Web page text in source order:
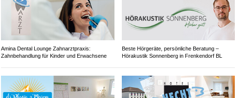
Amina Dental Lounge Zahnarztpraxis:
Zahnbehandlung für Kinder und Erwachsene
Beste Hörgeräte, persönliche Beratung –
Hörakustik Sonnenberg in Frenkendorf BL